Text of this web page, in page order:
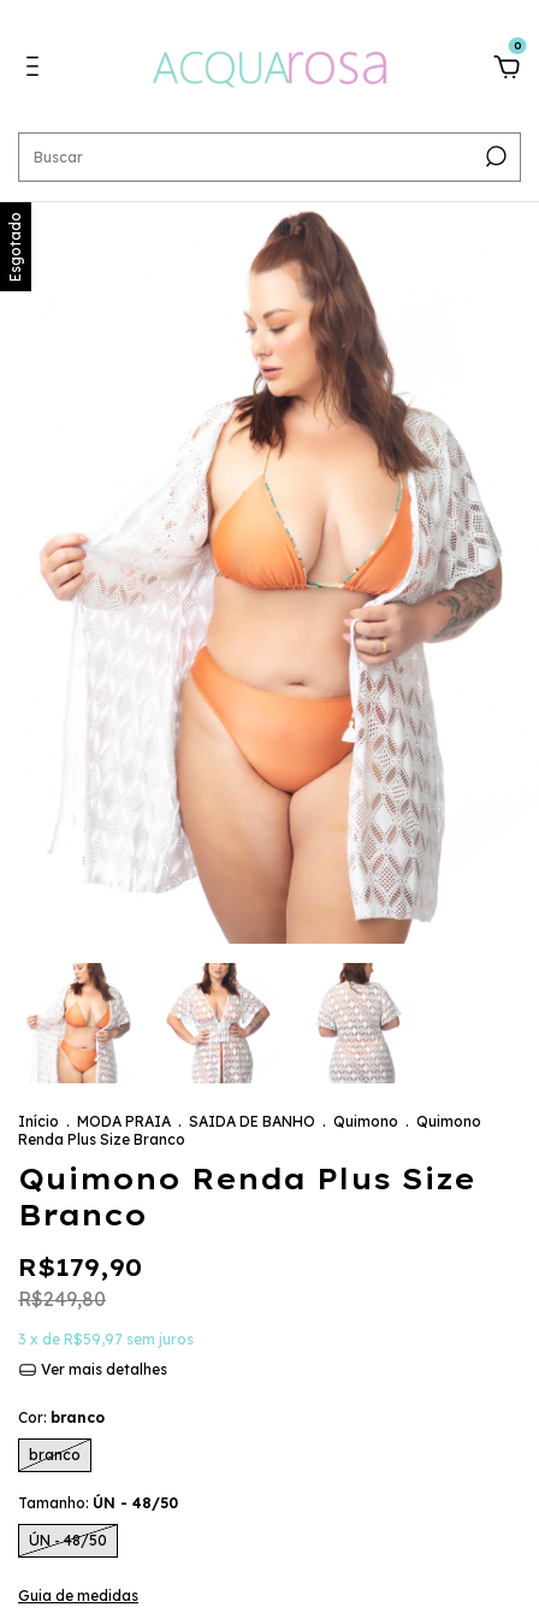
0
Esgotado
Início . MODA PRAIA . SAIDA DE BANHO . Quimono . Quimono
Renda Plus Size Branco
Quimono Renda Plus Size
Branco
R$179,90
R$249,80
3 x de R$59,97 sem juros
Ver mais detalhes
Cor: branco
branco
Tamanho: ÚN - 48/50
ÚN - 48/50
Guia de medidas